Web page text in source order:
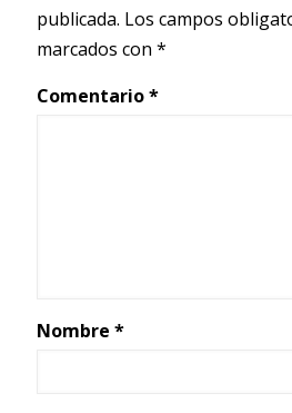
publicada. Los campos
marcados con *
Comentario*
Nombre *